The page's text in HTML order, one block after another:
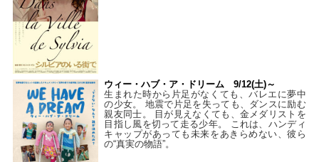
ウィー・ハブ・ア・ドリーム 9/12(土)～
生まれた時から片足がなくても、バレエに夢中
の少女。 地震で片足を失っても、ダンスに励む
親友同士。 目が見えなくても、金メダリストを
目指し風を切って走る少年。 これは、ハンディ
キャップがあっても未来をあきらめない、彼ら
の“真実の物語”。